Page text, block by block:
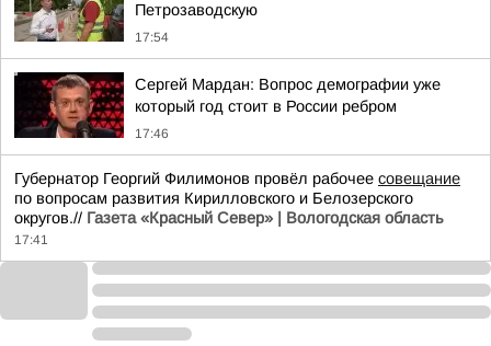
Петрозаводскую
17:54
Сергей Мардан: Вопрос демографии уже
который год стоит в России ребром
17:46
Губернатор Георгий Филимонов провёл рабочее совещание
по вопросам развития Кирилловского и Белозерского
округов.// Газета «Красный Север» | Вологодская область
17:41